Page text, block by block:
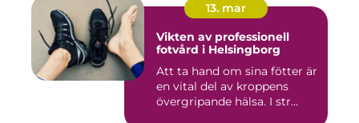
13. mar
Vikten av professionell
fotvård i Helsingborg
Att ta hand om sina fötter är
en vital del av kroppens
övergripande hälsa. I str...